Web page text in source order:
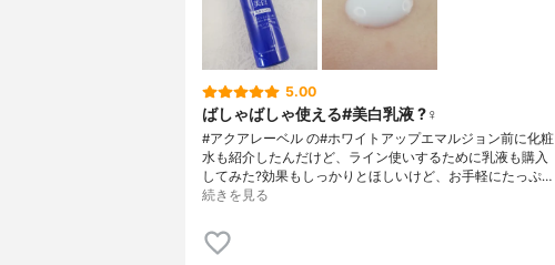
5.00
ばしゃばしゃ使える#美白乳液 ?‍♀️
#アクアレーベル の#ホワイトアップエマルジョン前に化粧
水も紹介したんだけど、ライン使いするために乳液も購入
してみた?効果もしっかりとほしいけど、お手軽にたっぷ…
続きを見る